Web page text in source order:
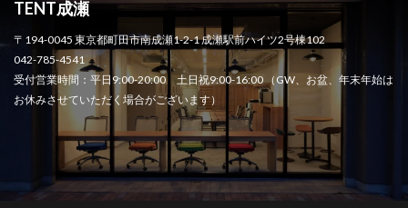
TENT成瀬
〒194-0045 東京都町田市南成瀬1-2-1 成瀬駅前ハイツ2号棟102
042-785-4541
受付営業時間：平日9:00-20:00 土日祝9:00-16:00 （GW、お盆、年末年始は
お休みさせていただく場合がございます）